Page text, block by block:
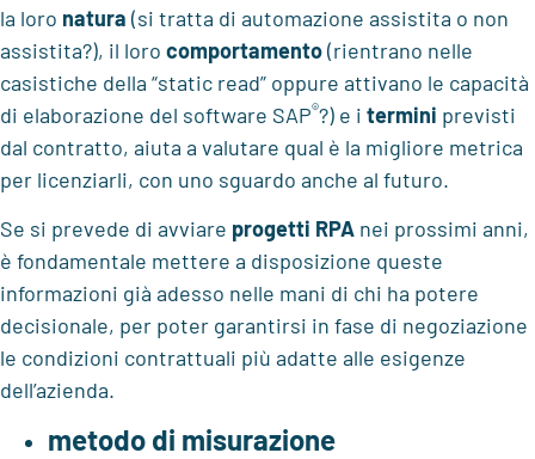
la loro natura (si tratta di automazione assistita o non
assistita?), il loro comportamento(rientrano nelle
casistiche della “static read” oppure attivano le capacità
di elaborazione del software SAP®?) e i termini previsti
dal contratto, aiuta a valutare qual è la migliore metrica
per licenziarli, con uno sguardo anche al futuro.
Se si prevede di avviare progetti RPA nei prossimi anni,
è fondamentale mettere a disposizione queste
informazioni già adesso nelle mani di chi ha potere
decisionale, per poter garantirsi in fase di negoziazione
le condizioni contrattuali più adatte alle esigenze
dell’azienda.
metodo di misurazione